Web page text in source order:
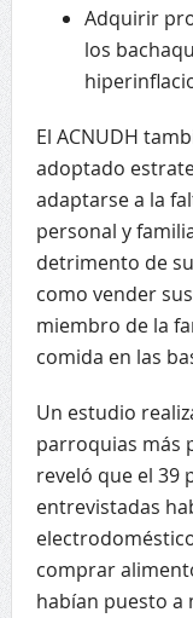
Adquirir
los
El ACNUDH
adoptado
adaptarse a la
personal y
detrimento de
como vender
miembro de la
comida en las
Un estudio
parroquias más
reveló que el 39
entrevistadas
comprar
habían puesto a